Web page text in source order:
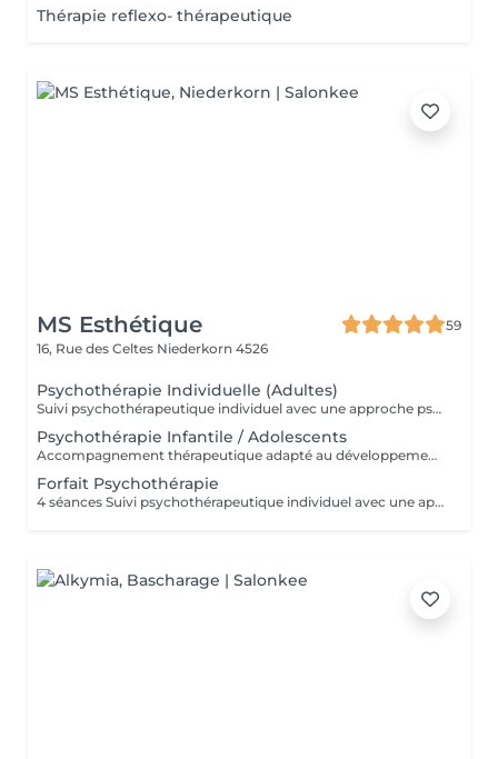
Thérapie reflexo- thérapeutique
MS Esthétique
59
16, Rue des Celtes Niederkorn 4526
Psychothérapie Individuelle (Adultes)
Suivi psychothérapeutique individuel avec une approche psychanalytique, axé sur la connaissance de soi, l'élaboration émotionnelle, la réduction de l'anxiété et l'amélioration de la qualité de vie. SPM et Santé de la Femme Accompagnement thérapeutique axé sur la santé émotionnelle et hormonale de la femme, pouvant intégrer la psychothérapie et l'acupuncture.
Psychothérapie Infantile / Adolescents
Accompagnement thérapeutique adapté au développement émotionnel des enfants et des adolescents, avec un accent sur le comportement, les émotions et les liens familiaux. Éducation Sexuelle Émotionnelle Séances éducatives et thérapeutiques favorisant le développement sain de la sexualité, des émotions, des limites et de la communication. Prévention des Abus Sexuels Interventions psychoéducatives axées sur la prévention des abus sexuels, renforçant la conscience corporelle, émotionnelle et les stratégies de protection.
Forfait Psychothérapie
4 séances Suivi psychothérapeutique individuel avec une approche psychanalytique, axé sur la connaissance de soi, l’élaboration émotionnelle, la réduction de l’anxiété et l’amélioration de la qualité de vie.